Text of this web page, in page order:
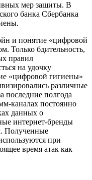
мер защиты. В
банка Сбербанка
и понятие «цифровой
Только бдительность,
правил
на удочку
«цифровой гигиены»
различные
последние полгода
каналах постоянно
данных о
интернет-бренды
Полученные
при
время атак как